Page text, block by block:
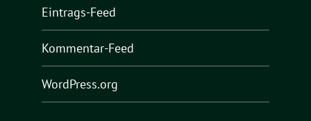
Eintrags-Feed
Kommentar-Feed
WordPress.org